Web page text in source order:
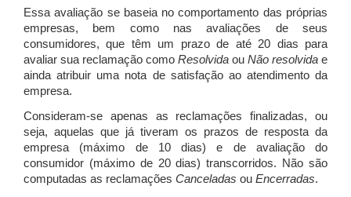
Essa avaliação se baseia no comportamento das próprias
empresas, bem como nas avaliações de seus
consumidores, que têm um prazo de até 20 dias para
avaliar sua reclamação como Resolvida ou Não resolvida e
ainda atribuir uma nota de satisfação ao atendimento da
empresa.
Consideram-se apenas as reclamações finalizadas, ou
seja, aquelas que já tiveram os prazos de resposta da
empresa (máximo de 10 dias) e de avaliação do
consumidor (máximo de 20 dias) transcorridos. Não são
computadas as reclamações Canceladas ou Encerradas.